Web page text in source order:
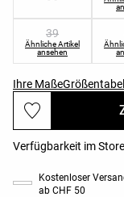
39
Ähnliche Artikel
ansehen
Ihre Maße
Verfügbarkeit im
Kostenloser
ab CHF 50